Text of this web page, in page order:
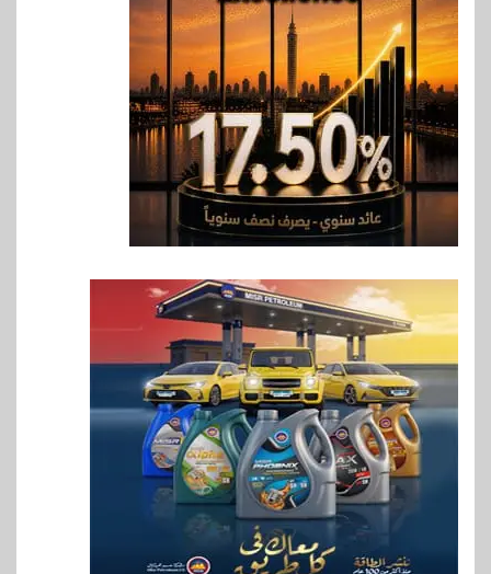
بنك QNB مصر يعزز جاهزية
المشروعات الصغيرة والمتوسطة
للنمو والتوسع
7 اخبار
فيكسد مصر و”حلول” تتشاركان
في تطوير أول منصة للسياحة
الصحية في مصر والشرق الأوسط
وأفريقيا Tour4Cure
8
سوق وصلة
هواوي: هاتف nova 15
Max بطارية ضخمة وتصميم متين
جهازًا مثاليًا للشباب
9 اقتصاد
إي اف چي فاينانس تستعرض
خطط نمو «بلد» لتعزيز حضورها
في سوق تحويلات المصريين
بالخارج